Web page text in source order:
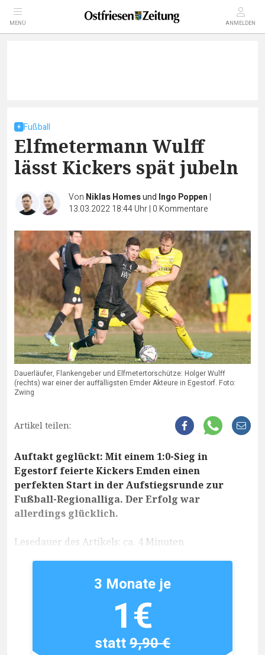
MENÜ ANMELDEN
Fußball
Elfmetermann Wulff
lässt Kickers spät jubeln
Von Niklas Homesund Ingo Poppen |
13.03.2022 18:44 Uhr| 0 Kommentare
Dauerläufer, Flankengeber und Elfmetertorschütze: Holger Wulff
(rechts) war einer der auffälligsten Emder Akteure in Egestorf. Foto:
Zwing
Artikel teilen:
Auftakt geglückt: Mit einem 1:0-Sieg in
Egestorf feierte Kickers Emden einen
perfekten Start in der Aufstiegsrunde zur
Fußball-Regionalliga. Der Erfolg war
allerdings glücklich.
Lesedauer des Artikels: ca. 4 Minuten
3 Monate je
1€
statt9,90 €